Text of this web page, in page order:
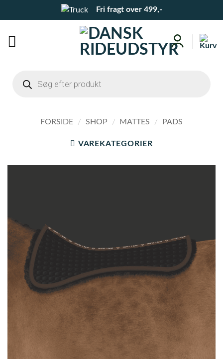
Fri fragt over 499,-
search
FORSIDE / SHOP / MATTES / PADS
VAREKATEGORIER